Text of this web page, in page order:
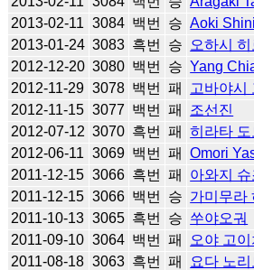
2013-02-11 3084 백번 승 Aoki
2013-01-24 3083 흑번 승 오하시 히
2012-12-20 3080 백번 승 Yang
2012-11-29 3078 백번 패 고바야시
2012-11-15 3077 백번 패 조선진
2012-07-12 3070 흑번 패 히라타
2012-06-11 3069 백번 패 Omori
2011-12-15 3066 흑번 패 아와지 슈
2011-12-15 3066 백번 승 가미무라
2011-10-13 3065 흑번 승 쑤야오궈
2011-09-10 3064 백번 패 오야 고이
2011-08-18 3063 흑번 패 요다 노리